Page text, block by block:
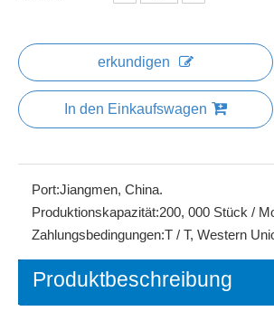
erkundigen
In den Einkaufswagen
Port:Jiangmen, China.
Produktionskapazität:200, 000 Stück /
Zahlungsbedingungen:T / T, Western
Produktbeschreibung